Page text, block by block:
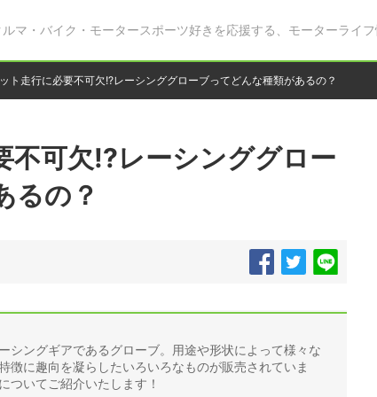
マ・バイク・モータースポーツ好きを応援する、モーターライフ
ト走行に必要不可欠!?レーシンググローブってどんな種類があるの？
不可欠!?レーシンググロー
るの？
シングギアであるグローブ。用途や形状によって様々な
徴に趣向を凝らしたいろいろなものが販売されていま
ついてご紹介いたします！